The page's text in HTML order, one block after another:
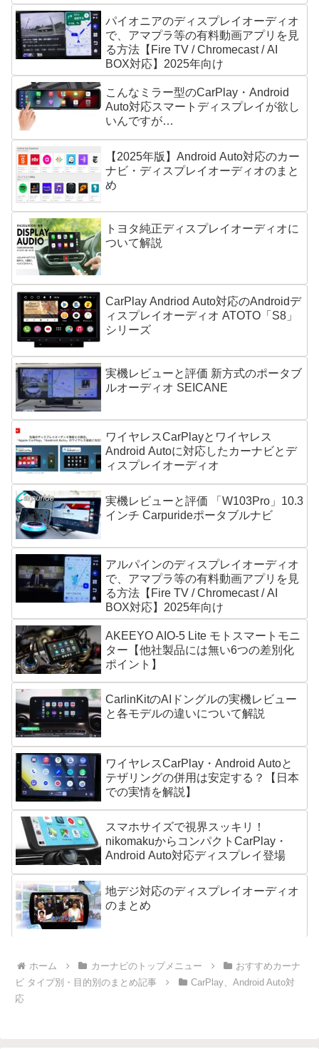
パイオニアのディスプレイオーディオ
で、アマプラ等の有料動画アプリを見
る方法【Fire TV / Chromecast / AI
BOX対応】2025年向け
こんなミラー型のCarPlay・Android
Auto対応スマートディスプレイが欲し
いんですが…
【2025年版】Android Auto対応のカー
ナビ・ディスプレイオーディオのまと
め
トヨタ純正ディスプレイオーディオに
ついて解説
CarPlay Andriod Auto対応のAndroidデ
ィスプレイオーディオ ATOTO「S8」
シリーズ
実機レビューと評価 新方式のポータブ
ルオーディオ SEICANE
ワイヤレスCarPlayとワイヤレス
Android Autoに対応したカーナビとデ
ィスプレイオーディオ
実機レビューと評価 「W103Pro」10.3
インチ Carpurideポータブルナビ
アルパインのディスプレイオーディオ
で、アマプラ等の有料動画アプリを見
る方法【Fire TV / Chromecast / AI
BOX対応】2025年向け
AKEEYO AIO-5 Lite モトスマートモニ
ター【他社製品には無い6つの差別化
ポイント】
CarlinKitのAIドングルの実機レビュー
と各モデルの違いについて解説
ワイヤレスCarPlay・Android Autoと
テザリングの併用は安定する？【日本
での実情を解説】
スマホサイズで視界スッキリ！
nikomakuからコンパクトCarPlay・
Android Auto対応ディスプレイ登場
地デジ対応のディスプレイオーディオ
のまとめ
ホーム カーナビのトップメニュー
おすすめカーナ
ビ タイプ別・目的別のまとめ記事
CarPlay、Android Auto対
応